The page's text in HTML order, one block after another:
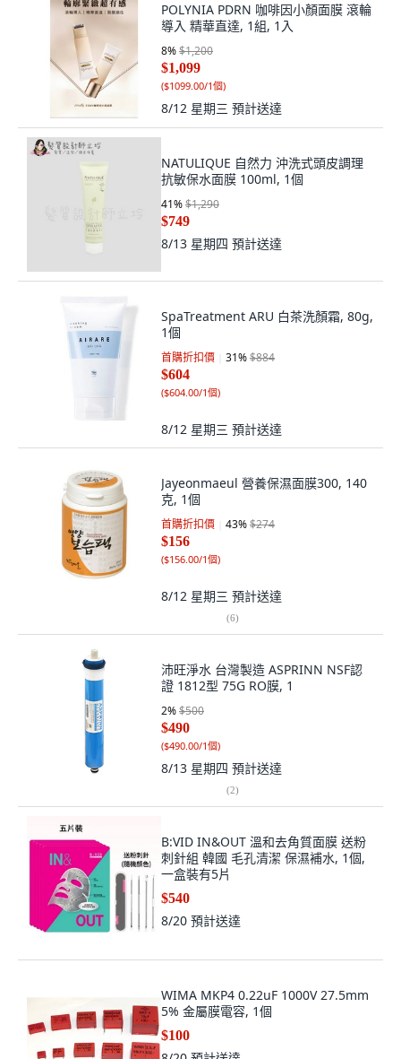
POLYNIA PDRN 咖啡因小顏面膜 滾輪
導入 精華直達, 1組, 1入
8%$1,200
$1,099
($1099.00/1個)
8/12 星期三 預計送達
NATULIQUE 自然力 沖洗式頭皮調理
抗敏保水面膜 100ml, 1個
41%$1,290
$749
8/13 星期四 預計送達
SpaTreatment ARU 白茶洗顏霜, 80g,
1個
首購折扣價 31%$884
$604
($604.00/1個)
8/12 星期三 預計送達
Jayeonmaeul 營養保濕面膜300, 140
克, 1個
首購折扣價 43%$274
$156
($156.00/1個)
8/12 星期三 預計送達
(6)
沛旺淨水 台灣製造 ASPRINN NSF認
證 1812型 75G RO膜, 1
2%$500
$490
($490.00/1個)
8/13 星期四 預計送達
(2)
B:VID IN&OUT 溫和去角質面膜 送粉
刺針組 韓國 毛孔清潔 保濕補水, 1個,
一盒裝有5片
$540
8/20 預計送達
WIMA MKP4 0.22uF 1000V 27.5mm
5% 金屬膜電容, 1個
$100